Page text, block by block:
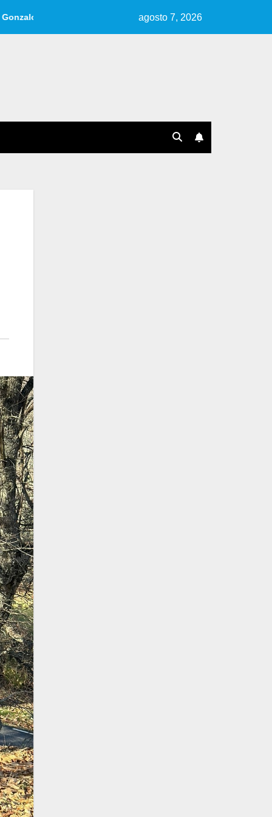
Reseña de «Cuentos, Ideas, Fragmentos» | Por Ana
agosto 7, 2026